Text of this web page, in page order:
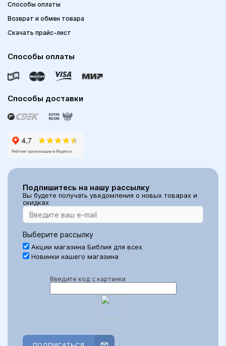
Способы оплаты
Возврат и обмен товара
Скачать прайс-лист
Способы оплаты
Способы доставки
Подпишитесь на нашу рассылку
Вы будете получать уведомления о новых товарах и
скидках
Выберите рассылку
Акции магазина Библия для всех
Новинки нашего магазина
Введите код с картинки